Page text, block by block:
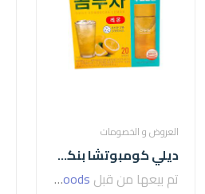
العروض و الخصومات
ديلي كومبوتشا بنكهة الليمون من دانونجوون-5جم
تم بيعها من قبل seven foods